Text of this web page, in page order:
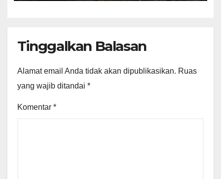
Tinggalkan Balasan
Alamat email Anda tidak akan dipublikasikan. Ruas
yang wajib ditandai *
Komentar *